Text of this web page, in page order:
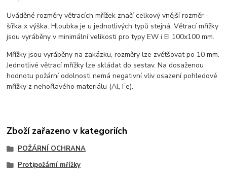
Uváděné rozměry větracích mřížek značí celkový vnější rozměr -
šířka x výška. Hloubka je u jednotlivých typů stejná. Větrací mřížky
jsou vyráběny v minimální velikosti pro typy EW i EI 100x100 mm.
Mřížky jsou vyráběny na zakázku, rozměry lze zvětšovat po 10 mm.
Jednotlivé větrací mřížky lze skládat do sestav. Na dosaženou
hodnotu požární odolnosti nemá negativní vliv osazení pohledové
mřížky z nehořlavého materiálu (Al, Fe).
Zboží zařazeno v kategoriích
POŽÁRNÍ OCHRANA
Protipožární mřížky